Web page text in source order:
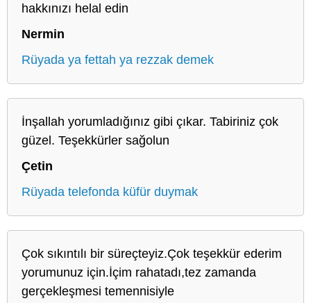
hakkınızı helal edin
Nermin
Rüyada ya fettah ya rezzak demek
İnşallah yorumladığınız gibi çıkar. Tabiriniz çok
güzel. Teşekkürler sağolun
Çetin
Rüyada telefonda küfür duymak
Çok sıkıntılı bir süreçteyiz.Çok teşekkür ederim
yorumunuz için.İçim rahatadı,tez zamanda
gerçekleşmesi temennisiyle